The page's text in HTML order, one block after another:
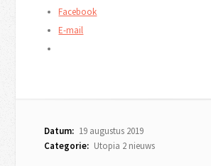
Facebook
E-mail
Datum: 19 augustus 2019
Categorie: Utopia 2 nieuws